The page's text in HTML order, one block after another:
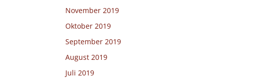
November 2019
Oktober 2019
September 2019
August 2019
Juli 2019